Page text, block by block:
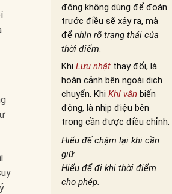
đông không dùng để đoán
trước điều sẽ xảy ra, mà
để nhìn rõ trạng thái của
thời điểm.
Khi Lưu nhậtthay đổi, là
hoàn cảnh bên ngoài dịch
chuyển. Khi Khí vậnbiến
động, là nhịp điệu bên
trong cần được điều chỉnh.
Hiểu để chậm lại khi cần
giữ.
Hiểu để đi khi thời điểm
cho phép.